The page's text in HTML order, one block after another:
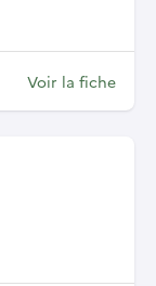
Voir la fiche